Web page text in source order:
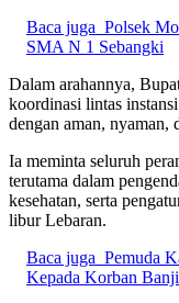
Baca juga Polsek
SMA N 1 Sebangki
Dalam arahannya,
koordinasi lintas
dengan aman, nyaman,
Ia meminta seluruh
terutama dalam
kesehatan, serta
libur Lebaran.
Baca juga Pemuda
Kepada Korban